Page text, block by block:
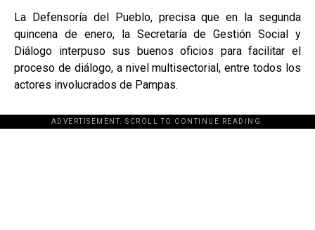
La Defensoría del Pueblo, precisa que en la segunda
quincena de enero, la Secretaría de Gestión Social y
Diálogo interpuso sus buenos oficios para facilitar el
proceso de diálogo, a nivel multisectorial, entre todos los
actores involucrados de Pampas.
ADVERTISEMENT. SCROLL TO CONTINUE READING.